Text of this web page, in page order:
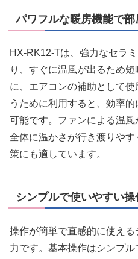
パワフルな暖房機能で
HX-RK12-Tは、強力なセラ
り、すぐに温風が出るため
に、エアコンの補助として
うために利用すると、効率
可能です。ファンによる温
全体に温かさが行き渡りや
策にも適しています。
シンプルで使いやすい操
操作が簡単で直感的に使え
力です。基本操作はシンプ